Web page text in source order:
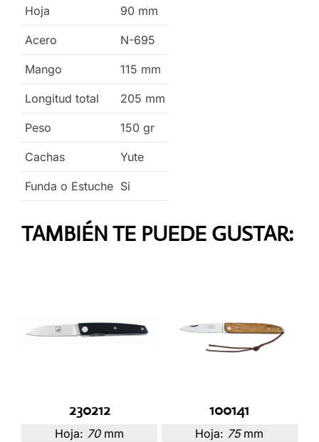
Hoja 90 mm
Acero N-695
Mango 115 mm
Longitud total 205 mm
Peso 150 gr
Cachas Yute
Funda o Estuche Si
TAMBIÉN TE PUEDE GUSTAR:
230212
Hoja: 70 mm
100141
Hoja: 75 mm